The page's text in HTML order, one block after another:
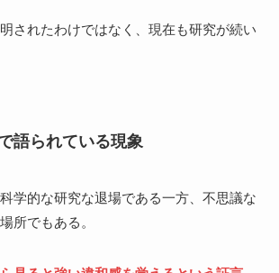
されたわけではなく、現在も研究が続い
語られている現象
学的な研究な退場である一方、不思議な
所でもある。